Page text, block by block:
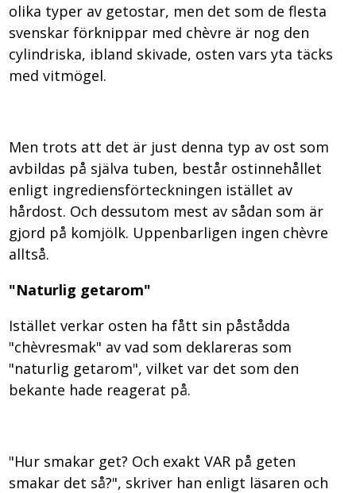
olika typer av getostar, men det som de flesta
svenskar förknippar med chèvre är nog den
cylindriska, ibland skivade, osten vars yta täcks
med vitmögel.
Men trots att det är just denna typ av ost som
avbildas på själva tuben, består ostinnehållet
enligt ingrediensförteckningen istället av
hårdost. Och dessutom mest av sådan som är
gjord på komjölk. Uppenbarligen ingen chèvre
alltså.
"Naturlig getarom"
Istället verkar osten ha fått sin påstådda
"chèvresmak" av vad som deklareras som
"naturlig getarom", vilket var det som den
bekante hade reagerat på.
"Hur smakar get? Och exakt VAR på geten
smakar det så?", skriver han enligt läsaren och